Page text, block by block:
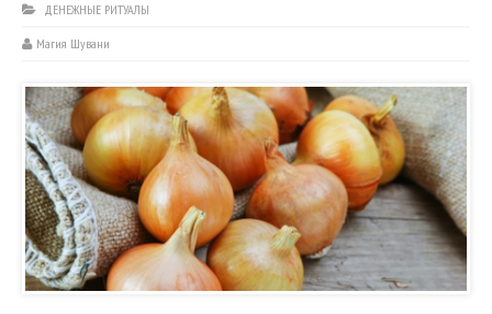
ДЕНЕЖНЫЕ РИТУАЛЫ
Магия Шувани